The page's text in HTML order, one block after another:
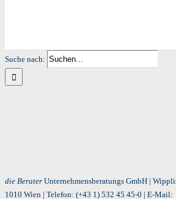
Suche nach:
die Berater Unternehmensberatungs GmbH |
1010 Wien | Telefon: (+43 1) 532 45 45-0 | E-Mail: